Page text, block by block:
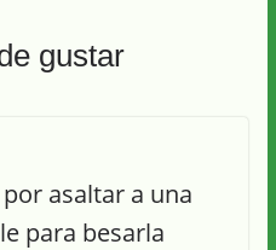
gustar
asaltar a una
para besarla